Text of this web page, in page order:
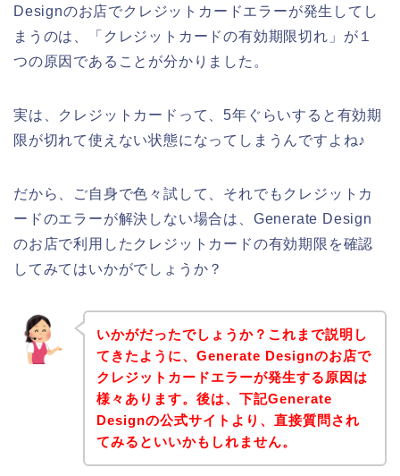
Designのお店でクレジットカードエラーが発生してし
まうのは、「クレジットカードの有効期限切れ」が１
つの原因であることが分かりました。
実は、クレジットカードって、5年ぐらいすると有効期
限が切れて使えない状態になってしまうんですよね♪
だから、ご自身で色々試して、それでもクレジットカ
ードのエラーが解決しない場合は、Generate Design
のお店で利用したクレジットカードの有効期限を確認
してみてはいかがでしょうか？
いかがだったでしょうか？これまで説明し
てきたように、Generate Designのお店で
クレジットカードエラーが発生する原因は
様々あります。後は、下記Generate
Designの公式サイトより、直接質問され
てみるといいかもしれません。